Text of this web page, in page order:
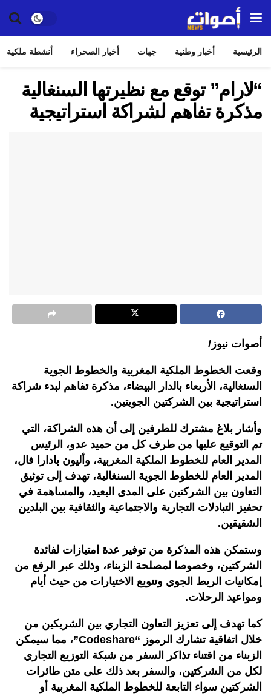
الرئيسية أخبار وطنية جهات أخبار الصحراء أنشطة ملكية
“لارام” توقع مع نظيرتها السنغالية
مذكرة تفاهم لشراكة استراتيجية
أصوات نيوز/
وقعت الخطوط الملكية المغربية والخطوط الجوية
السنغالية، الأربعاء بالدار البيضاء، مذكرة تفاهم لبدء شراكة
استراتيجية بين الشركتين الجويتين.
وأشار بلاغ مشترك للطرفين إلى أن هذه الشراكة، التي
تم التوقيع عليها من طرف كل من حميد عدو، الرئيس
المدير العام للخطوط الملكية المغربية، وأليون بادارا فال،
المدير العام للخطوط الجوية السنغالية، تهدف إلى توثيق
التعاون بين الشركتين على المدى البعيد، والمساهمة في
تحفيز التبادلات التجارية والاجتماعية والثقافية بين البلدين
الشقيقين.
وستمكن هذه المذكرة من توفير عدة امتيازات لفائدة
الشركتين، وخصوصا لمصلحة الزبناء، وذلك عبر الرفع من
إمكانيات الربط الجوي وتنويع الاختيارات من حيث أيام
ومواعيد الرحلات.
كما تهدف إلى تعزيز التعاون التجاري بين الشريكين من
خلال اتفاقية تشارك الرموز “Codeshare”، مما سيمكن
الزبناء من اقتناء تذاكر السفر من شبكة التوزيع التجاري
لكل من الشركتين، والسفر بعد ذلك على متن طائرات
الشركتين سواء التابعة للخطوط الملكية المغربية أو